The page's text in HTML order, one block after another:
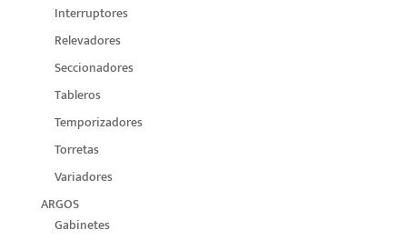
Interruptores
Relevadores
Seccionadores
Tableros
Temporizadores
Torretas
Variadores
ARGOS
Gabinetes